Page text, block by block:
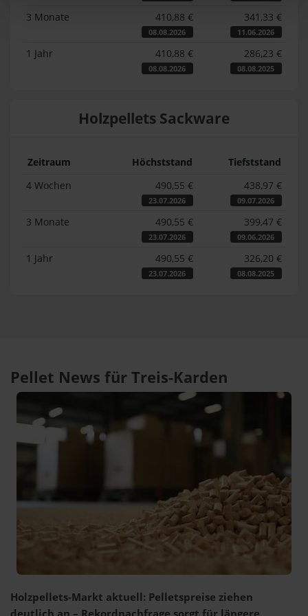
3 Monate 410,88 €
08.08.2026
341,33 €
11.06.2026
1 Jahr 410,88 €
08.08.2026
286,23 €
08.08.2025
Holzpellets Sackware
Zeitraum Höchststand
Tiefststand
4 Wochen
490,55 €
23.07.2026
438,97 €
09.07.2026
3 Monate 490,55 €
23.07.2026
399,47 €
09.06.2026
1 Jahr 490,55 €
23.07.2026
326,20 €
08.08.2025
Pellet News für Treis-Karden
Holzpellets-Markt aktuell: Pelletspreise ziehen